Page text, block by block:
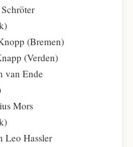
(Bremen)
(Verden)
van Ende
Mors
Leo Hassler